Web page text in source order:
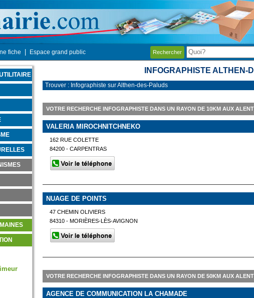
fiche Espace grand public Rechercher
INFOGRAPHISTE ALTHEN-
Trouver : Infographiste sur Althen-des-Paluds
VOTRE RECHERCHE INFOGRAPHISTE DANS UN RAYON DE 10KM AUX
VALERIA MIROCHNITCHNEKO
162 RUE COLETTE
84200 - CARPENTRAS
NUAGE DE POINTS
47 CHEMIN OLIVIERS
84310 - MORIÈRES-LÈS-AVIGNON
VOTRE RECHERCHE INFOGRAPHISTE DANS UN RAYON DE 50KM AUX
AGENCE DE COMMUNICATION LA CHAMADE